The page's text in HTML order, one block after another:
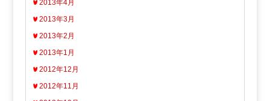
2013年4月
2013年3月
2013年2月
2013年1月
2012年12月
2012年11月